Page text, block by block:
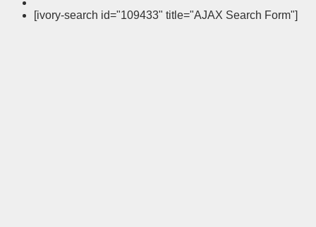
[ivory-search id="109433" title="AJAX Search Form"]